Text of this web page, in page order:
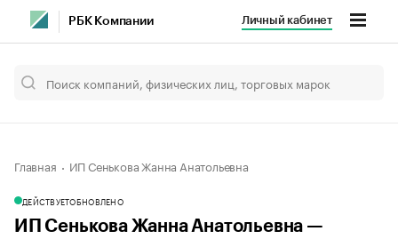
РБК Компании Личный кабинет
Главная ИП Сенькова Жанна Анатольевна
ДЕЙСТВУЕТОБНОВЛЕНО
ИП Сенькова Жанна Анатольевна —